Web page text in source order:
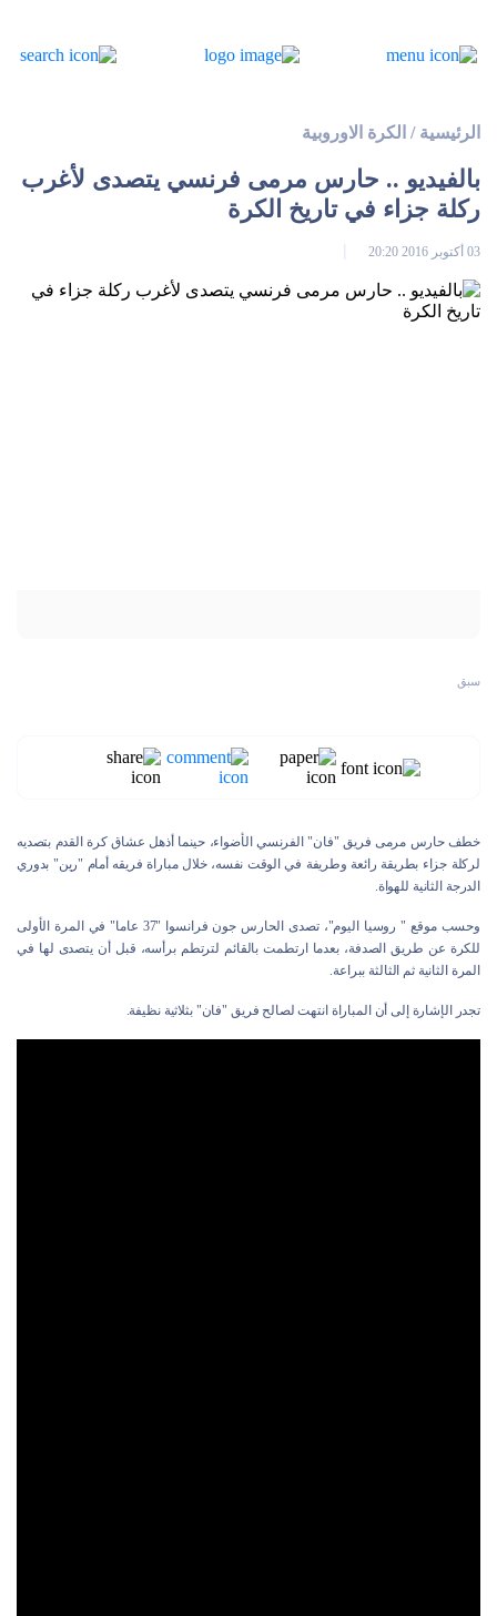
الرئيسية / الكرة الاوروبية
بالفيديو .. حارس مرمى فرنسي يتصدى لأغرب
ركلة جزاء في تاريخ الكرة
03 أكتوبر 2016 20:20
سبق
خطف حارس مرمى فريق "فان" الفرنسي الأضواء، حينما أذهل عشاق كرة القدم بتصديه
لركلة جزاء بطريقة رائعة وطريفة في الوقت نفسه، خلال مباراة فريقه أمام "رين" بدوري
الدرجة الثانية للهواة.
وحسب موقع " روسيا اليوم"، تصدى الحارس جون فرانسوا "37 عاما" في المرة الأولى
للكرة عن طريق الصدفة، بعدما ارتطمت بالقائم لترتطم برأسه، قبل أن يتصدى لها في
المرة الثانية ثم الثالثة ببراعة.
تجدر الإشارة إلى أن المباراة انتهت لصالح فريق "فان" بثلاثية نظيفة.